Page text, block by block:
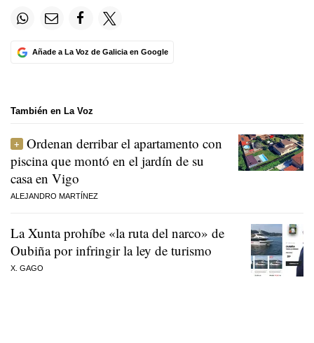
Añade a La Voz de Galicia en Google
También en La Voz
Ordenan derribar el apartamento con
piscina que montó en el jardín de su
casa en Vigo
ALEJANDRO MARTÍNEZ
La Xunta prohíbe «la ruta del narco» de
Oubiña por infringir la ley de turismo
X. GAGO